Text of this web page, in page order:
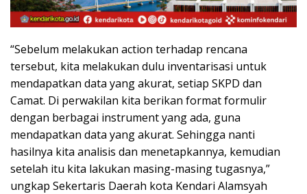
“Sebelum melakukan action terhadap rencana
tersebut, kita melakukan dulu inventarisasi untuk
mendapatkan data yang akurat, setiap SKPD dan
Camat. Di perwakilan kita berikan format formulir
dengan berbagai instrument yang ada, guna
mendapatkan data yang akurat. Sehingga nanti
hasilnya kita analisis dan menetapkannya, kemudian
setelah itu kita lakukan masing-masing tugasnya,”
ungkap Sekertaris Daerah kota Kendari Alamsyah